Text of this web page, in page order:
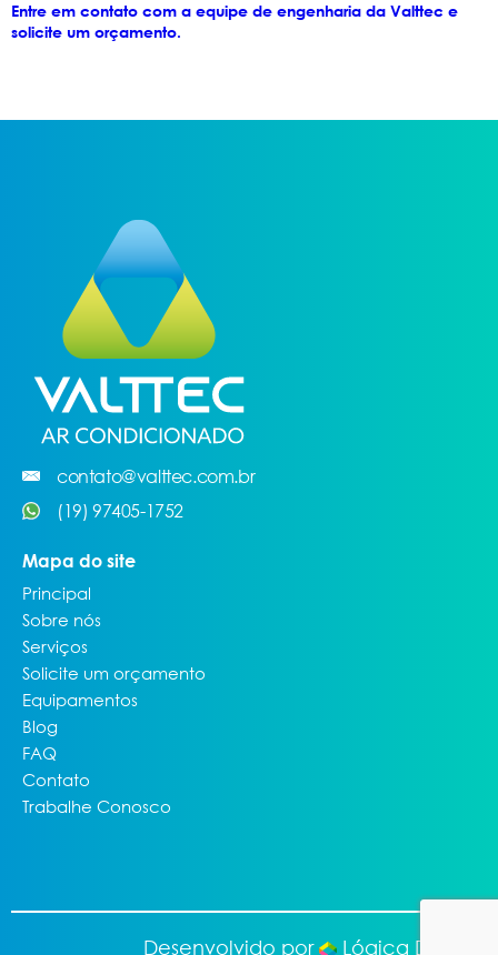
Entre em contato com a equipe de engenharia da Valttec e
solicite um orçamento.
contato@valttec.com.br
(19) 97405-1752
Mapa do site
Principal
Sobre nós
Serviços
Solicite um orçamento
Equipamentos
Blog
FAQ
Contato
Trabalhe Conosco
Desenvolvido por Lógica Digital